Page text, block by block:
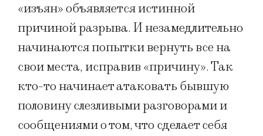
«изъян» объявляется истинной
причиной разрыва. И незамедлительно
начинаются попытки вернуть все на
свои места, исправив «причину». Так
кто-то начинает атаковать бывшую
половину слезливыми разговорами и
сообщениями о том, что сделает себя